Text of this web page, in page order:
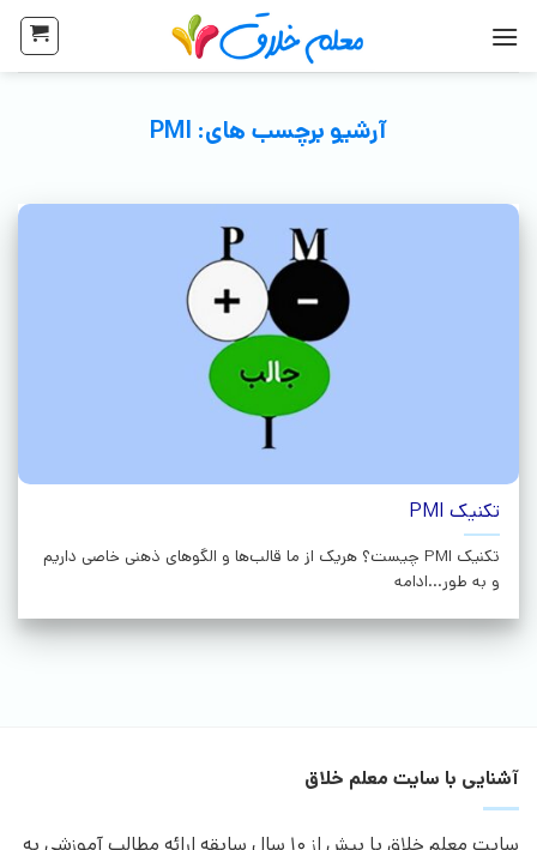
آرشیو برچسب های: PMI
تکنیک PMI
تکنیک PMI چیست؟ هریک از ما قالب‌ها و الگوهای ذهنی خاصی داریم
و به طور...ادامه
آشنایی با سایت معلم خلاق